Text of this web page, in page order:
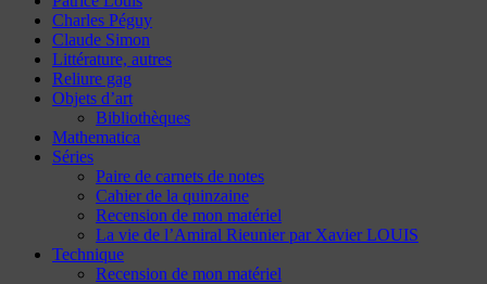
Charles Péguy
Claude Simon
Littérature, autres
Reliure gag
Objets d’art
Bibliothèques
Mathematica
Séries
Paire de carnets de notes
Cahier de la quinzaine
Recension de mon matériel
La vie de l’Amiral Rieunier par Xavier LOUIS
Technique
Recension de mon matériel